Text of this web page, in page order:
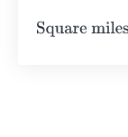
Square miles